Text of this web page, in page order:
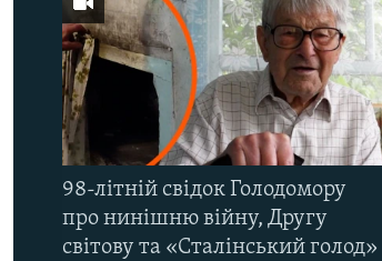
98-літній свідок Голодомору
про нинішню війну, Другу
світову та «Сталінський голод»